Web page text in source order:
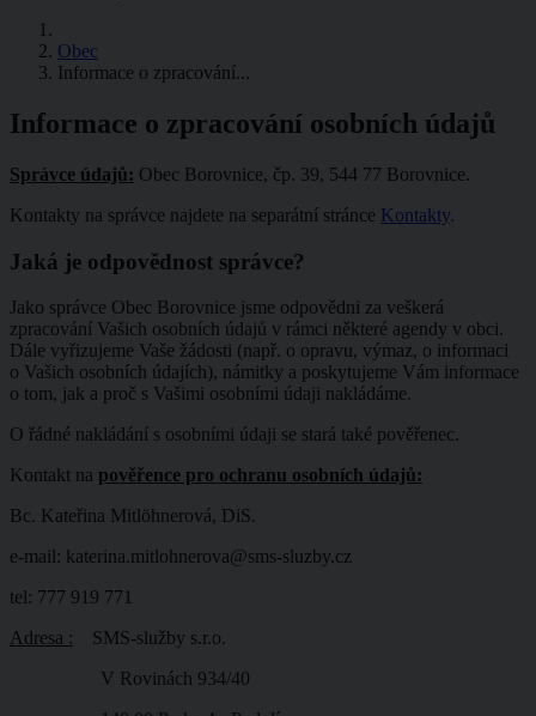
Obec
Informace o zpracování...
Informace o zpracování osobních údajů
Správce údajů: Obec Borovnice, čp. 39, 544 77 Borovnice.
Kontakty na správce najdete na separátní stránce Kontakty.
Jaká je odpovědnost správce?
Jako správce Obec Borovnice jsme odpovědni za veškerá
zpracování Vašich osobních údajů v rámci některé agendy v obci.
Dále vyřizujeme Vaše žádosti (např. o opravu, výmaz, o informaci
o Vašich osobních údajích), námitky a poskytujeme Vám informace
o tom, jak a proč s Vašimi osobními údaji nakládáme.
O řádné nakládání s osobními údaji se stará také pověřenec.
Kontakt na pověřence pro ochranu osobních údajů:
Bc. Kateřina Mitlöhnerová, DiS.
e-mail: katerina.mitlohnerova@sms-sluzby.cz
tel: 777 919 771
Adresa : SMS-služby s.r.o.
V Rovinách 934/40